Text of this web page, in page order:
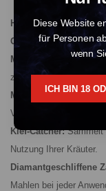
Diese Website
für Personen
wenn
ICH BIN 18
Hauptmerkmale:
Größe:40 mm
Material:
Hergestellt
zusätzliche Stärke und
Magnetischer Deckel:
Verschluss.
Kief-Catcher:Sammelt
Nutzung Ihrer Kräuter.
Diamantgeschliffene
Mahlen bei jeder